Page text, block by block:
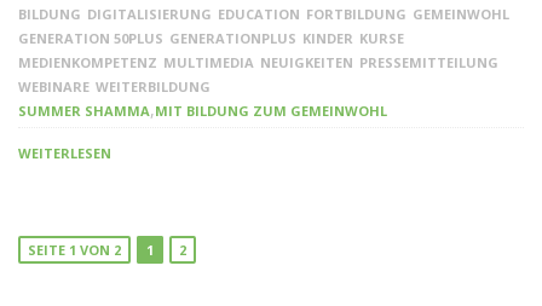
BILDUNG DIGITALISIERUNG EDUCATION FORTBILDUNG GEMEINWOHL
GENERATION 50PLUS GENERATIONPLUS KINDER KURSE
MEDIENKOMPETENZ MULTIMEDIA NEUIGKEITEN PRESSEMITTEILUNG
WEBINARE WEITERBILDUNG
SUMMER SHAMMA,MIT BILDUNG ZUM GEMEINWOHL
WEITERLESEN
SEITE 1 VON 2 1 2